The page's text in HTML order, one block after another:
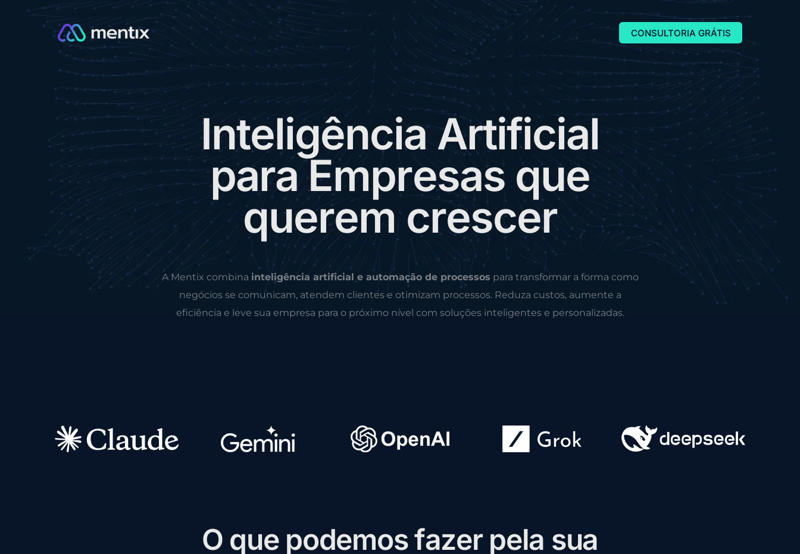
CONSULTORIA GRÁTIS
Inteligência Artificial
paraEmpresas que
querem crescer
A Mentix combina inteligência artificial e automação de processos para transformar a forma como
negócios se comunicam, atendem clientes e otimizam processos. Reduza custos, aumente a
eficiência e leve sua empresa para o próximo nível com soluções inteligentes e personalizadas.
O que podemosfazer pela sua